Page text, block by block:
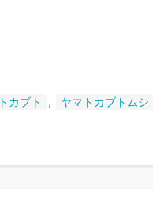
カブト , ヤマトカブトムシ